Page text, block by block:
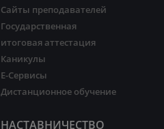
Сайты преподавателей
Государственная
итоговая аттестация
Каникулы
Е-Сервисы
Дистанционное обучение
НАСТАВНИЧЕСТВО